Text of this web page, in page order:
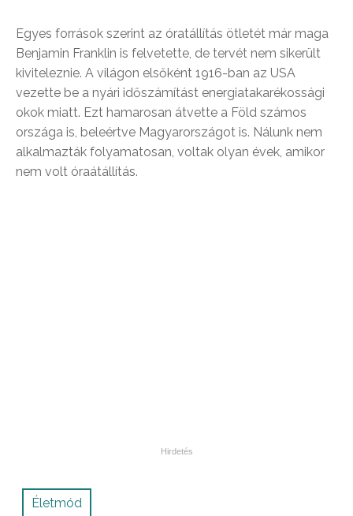
Egyes források szerint az óratállítás ötletét már maga
Benjamin Franklin is felvetette, de tervét nem sikerült
kiviteleznie. A világon elsőként 1916-ban az USA
vezette be a nyári időszámítást energiatakarékossági
okok miatt. Ezt hamarosan átvette a Föld számos
országa is, beleértve Magyarországot is. Nálunk nem
alkalmazták folyamatosan, voltak olyan évek, amikor
nem volt óraátállítás.
Életmód